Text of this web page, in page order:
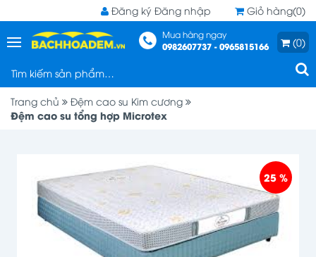
Đăng ký Đăng nhập Giỏ hàng(0)
Mua hàng ngay
0982607737 - 0965815166
(0)
Trang chủ Đệm cao su Kim cương
Đệm cao su tổng hợp Microtex
25 %